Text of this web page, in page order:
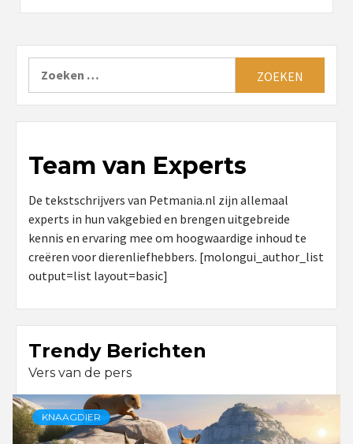
Team van Experts
De tekstschrijvers van Petmania.nl zijn allemaal
experts in hun vakgebied en brengen uitgebreide
kennis en ervaring mee om hoogwaardige inhoud te
creëren voor dierenliefhebbers. [molongui_author_list
output=list layout=basic]
Trendy Berichten
Vers van de pers
KNAAGDIER